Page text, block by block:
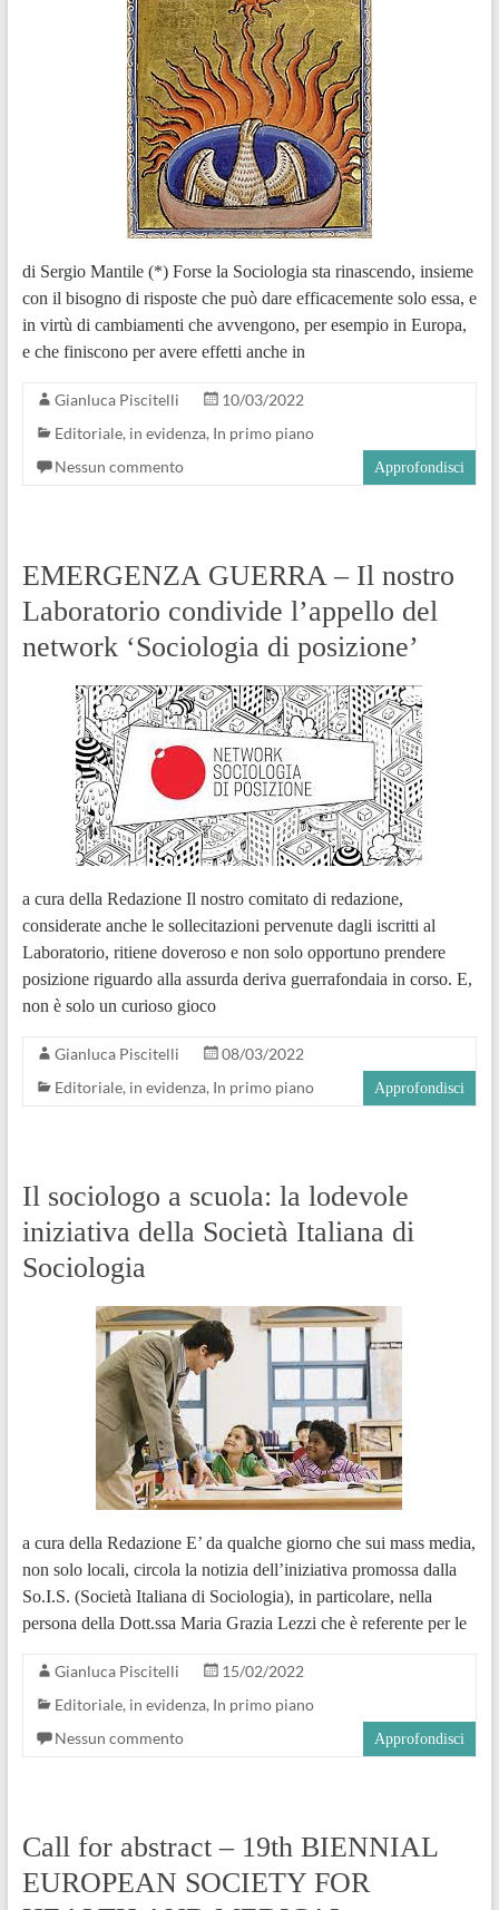
di Sergio Mantile (*) Forse la Sociologia sta rinascendo, insieme
con il bisogno di risposte che può dare efficacemente solo essa, e
in virtù di cambiamenti che avvengono, per esempio in Europa,
e che finiscono per avere effetti anche in
Gianluca Piscitelli
10/03/2022
Editoriale, in evidenza, In primo piano
Nessun commento
Approfondisci
EMERGENZA GUERRA – Il nostro
Laboratorio condivide l’appello del
network ‘Sociologia di posizione’
a cura della Redazione Il nostro comitato di redazione,
considerate anche le sollecitazioni pervenute dagli iscritti al
Laboratorio, ritiene doveroso e non solo opportuno prendere
posizione riguardo alla assurda deriva guerrafondaia in corso. E,
non è solo un curioso gioco
Gianluca Piscitelli
08/03/2022
Editoriale, in evidenza, In primo piano Approfondisci
Il sociologo a scuola: la lodevole
iniziativa della Società Italiana di
Sociologia
a cura della Redazione E’ da qualche giorno che sui mass media,
non solo locali, circola la notizia dell’iniziativa promossa dalla
So.I.S. (Società Italiana di Sociologia), in particolare, nella
persona della Dott.ssa Maria Grazia Lezzi che è referente per le
Gianluca Piscitelli
15/02/2022
Editoriale, in evidenza, In primo piano
Nessun commento
Approfondisci
Call for abstract – 19th BIENNIAL
EUROPEAN SOCIETY FOR